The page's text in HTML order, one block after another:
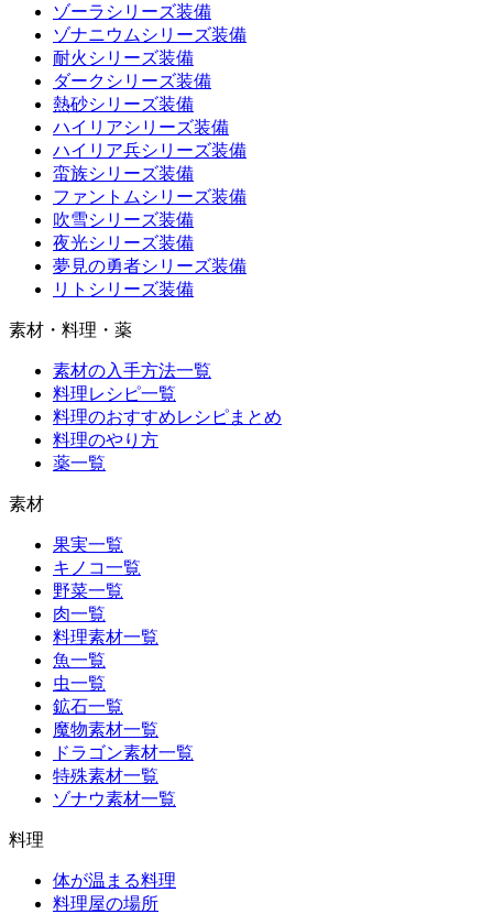
ゾーラシリーズ装備
ゾナニウムシリーズ装備
耐火シリーズ装備
ダークシリーズ装備
熱砂シリーズ装備
ハイリアシリーズ装備
ハイリア兵シリーズ装備
蛮族シリーズ装備
ファントムシリーズ装備
吹雪シリーズ装備
夜光シリーズ装備
夢見の勇者シリーズ装備
リトシリーズ装備
素材・料理・薬
素材の入手方法一覧
料理レシピ一覧
料理のおすすめレシピまとめ
料理のやり方
薬一覧
素材
果実一覧
キノコ一覧
野菜一覧
肉一覧
料理素材一覧
魚一覧
虫一覧
鉱石一覧
魔物素材一覧
ドラゴン素材一覧
特殊素材一覧
ゾナウ素材一覧
料理
体が温まる料理
料理屋の場所